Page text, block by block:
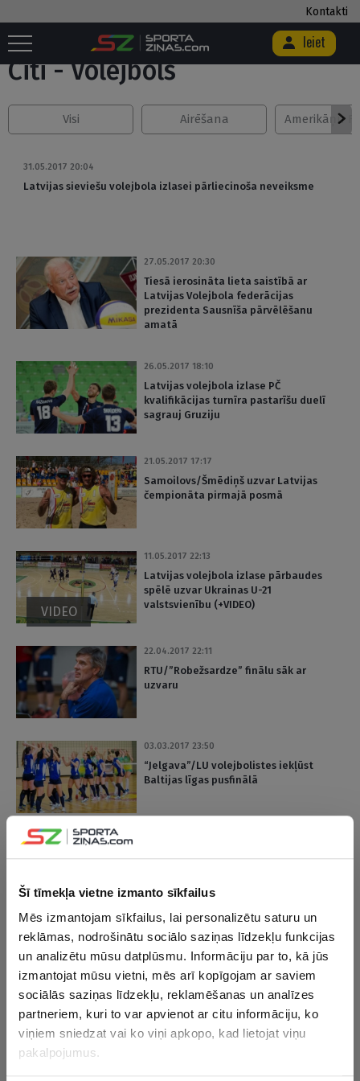
Šī tīmekļa vietne izmanto sīkfailus
Mēs izmantojam sīkfailus, lai personalizētu saturu un
reklāmas, nodrošinātu sociālo saziņas līdzekļu funkcijas
un analizētu mūsu datplūsmu. Informāciju par to, kā jūs
izmantojat mūsu vietni, mēs arī kopīgojam ar saviem
sociālās saziņas līdzekļu, reklamēšanas un analīzes
partneriem, kuri to var apvienot ar citu informāciju, ko
viņiem sniedzat vai ko viņi apkopo, kad lietojat viņu
pakalpojumus.
Kontakti
Ieiet
Sākums Volejbols / Lapa 59
Citi - Volejbols
Visi Airēšana Amerikāņu
31.05.2017 20:04
Latvijas sieviešu volejbola izlasei pārliecinoša neveiksme
27.05.2017 20:30
Tiesā ierosināta lieta saistībā ar
Latvijas Volejbola federācijas
prezidenta Sausnīša pārvēlēšanu
amatā
26.05.2017 18:10
Latvijas volejbola izlase PČ
kvalifikācijas turnīra pastarīšu duelī
sagrauj Gruziju
21.05.2017 17:17
Samoilovs/Šmēdiņš uzvar Latvijas
čempionāta pirmajā posmā
VIDEO
11.05.2017 22:13
Latvijas volejbola izlase pārbaudes
spēlē uzvar Ukrainas U-21
valstsvienību (+VIDEO)
22.04.2017 22:11
RTU/”Robežsardze” finālu sāk ar
uzvaru
03.03.2017 23:50
“Jelgava”/LU volejbolistes iekļūst
Baltijas līgas pusfinālā
Sausnīti pārliecinoši pārvēl Volejbola
vienu termiņu
09.01.2017 08:49
Latvijas U-21 volejbolisti par spīti
zaudējumam Beļģijai iekļūst PČ
kvalifikācijas pēdējā kārtā; U-20
volejbolistes noslēdz turnīru ar
zaudējumu